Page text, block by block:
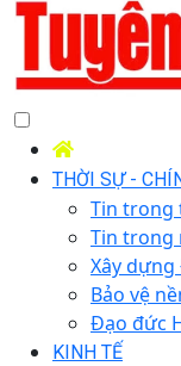
THỜI SỰ -
Tin trong
Tin trong
Xây dựng
Bảo vệ
Đạo đức
KINH TẾ